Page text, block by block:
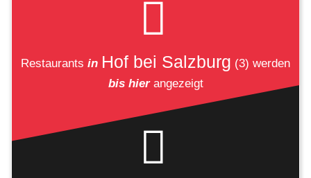
Restaurants in Hof bei Salzburg (3) werden
bis hierangezeigt